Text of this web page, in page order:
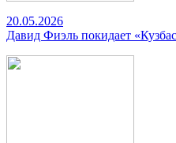
20.05.2026
Давид Фиэль покидает